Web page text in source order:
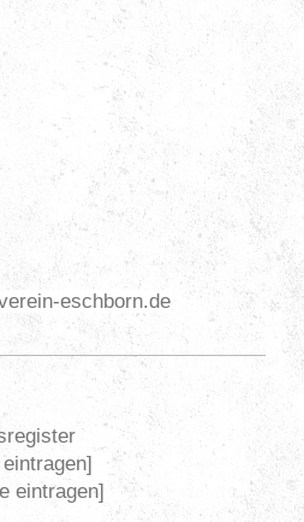
eschborn.de
eintragen]